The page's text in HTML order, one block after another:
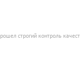
строгий контроль